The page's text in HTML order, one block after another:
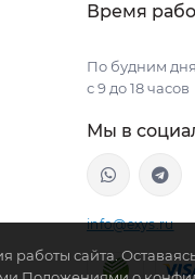
Время
По будним
с 9 до 18 часов
Мы в
info@exys.ru
сайта.